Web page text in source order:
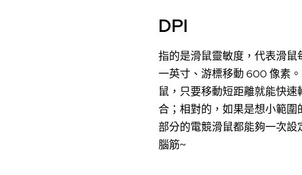
DPI
指的是滑鼠靈敏度，代表滑
一英寸、游標移動 600 像素
鼠，只要移動短距離就能快
合；相對的，如果是想小範
部分的電競滑鼠都能夠一次
腦筋~